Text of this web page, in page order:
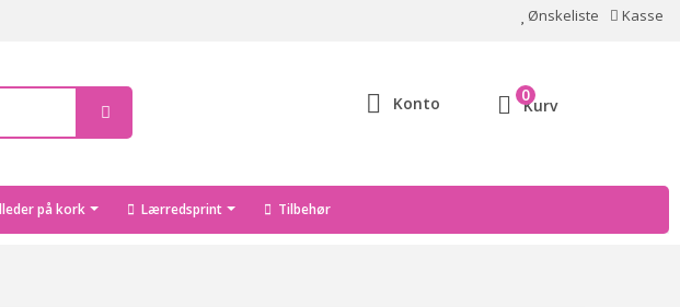
Ønskeliste Kasse
Konto Kurv
0
på kork Lærredsprint Tilbehør